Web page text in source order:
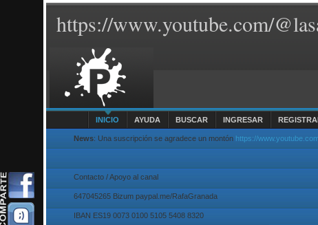
https://www.youtube.com/
INICIO AYUDA BUSCAR INGRESAR
News: Una suscripción se agradece un montón https://
Contacto / Apoyo al canal
647045265 Bizum paypal.me/RafaGranada
IBAN ES19 0073 0100 5105 5408 8320